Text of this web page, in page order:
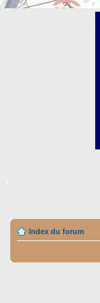
Index du forum